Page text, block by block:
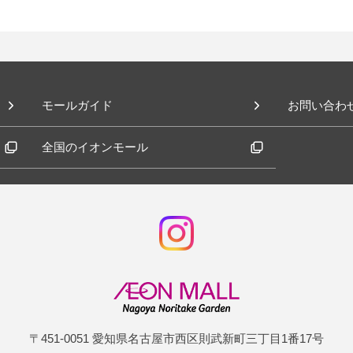
モールガイド お問い合わ
全国のイオンモール
〒451-0051 愛知県名古屋市西区則武新町三丁目1番17号